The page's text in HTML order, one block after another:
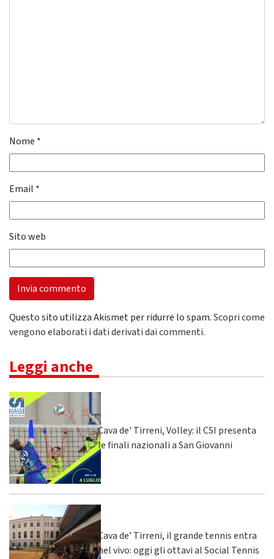
Nome *
Email *
Sito web
Questo sito utilizza Akismet per ridurre lo spam.Scopri come
vengono elaborati i dati derivati dai commenti.
Leggi anche
Cava de' Tirreni, Volley: il CSI presenta
le finali nazionali a San Giovanni
Cava de’ Tirreni, il grande tennis entra
nel vivo: oggi gli ottavi al Social Tennis